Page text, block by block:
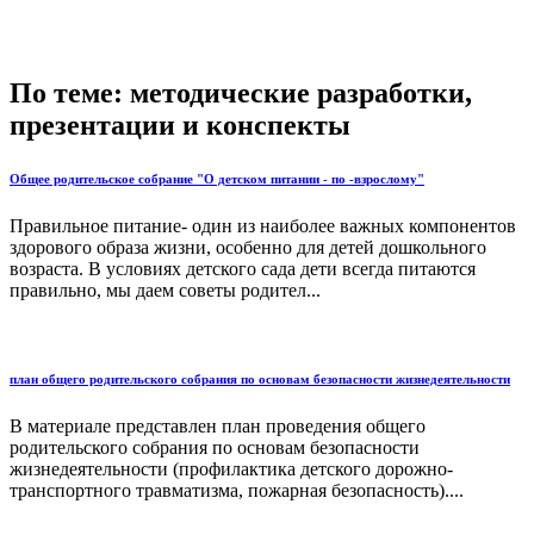
По теме: методические разработки,
презентации и конспекты
Общее родительское собрание "О детском питании - по -взрослому"
Правильное питание- один из наиболее важных компонентов
здорового образа жизни, особенно для детей дошкольного
возраста. В условиях детского сада дети всегда питаются
правильно, мы даем советы родител...
план общего родительского собрания по основам безопасности жизнедеятельности
В материале представлен план проведения общего
родительского собрания по основам безопасности
жизнедеятельности (профилактика детского дорожно-
транспортного травматизма, пожарная безопасность)....